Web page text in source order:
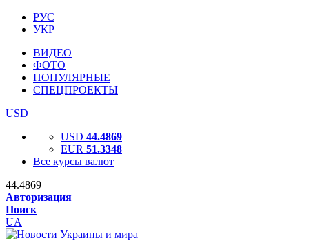
РУС
УКР
ВИДЕО
ФОТО
ПОПУЛЯРНЫЕ
СПЕЦПРОЕКТЫ
USD
USD 44.4869
EUR 51.3348
Все курсы валют
44.4869
Авторизация
Поиск
UA